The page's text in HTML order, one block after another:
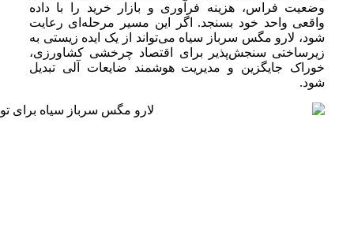
وضعیت فراس، هزینه فرآوری و بازار خرید را با داده
واقعی واحد خود بسنجد. اگر این مسیر مرحله‌ای رعایت
شود، لارو مگس سرباز سیاه می‌تواند از یک ایده زیستی به
زیرساختی سنجش‌پذیر برای اقتصاد چرخشی کشاورزی،
خوراک جایگزین و مدیریت هوشمند ضایعات آلی تبدیل
شود.